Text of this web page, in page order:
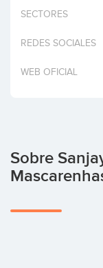
Inicio
SECTORES
REDES SOCIALES
WEB OFICIAL
Sobre